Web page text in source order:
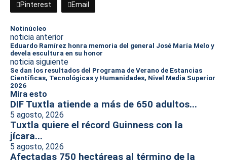
Pinterest Email
Notinúcleo
noticia anterior
Eduardo Ramírez honra memoria del general José María Melo y
devela escultura en su honor
noticia siguiente
Se dan los resultados del Programa de Verano de Estancias
Científicas, Tecnológicas y Humanidades, Nivel Media Superior
2026
Mira esto
DIF Tuxtla atiende a más de 650 adultos...
5 agosto, 2026
Tuxtla quiere el récord Guinness con la
jícara...
5 agosto, 2026
Afectadas 750 hectáreas al término de la